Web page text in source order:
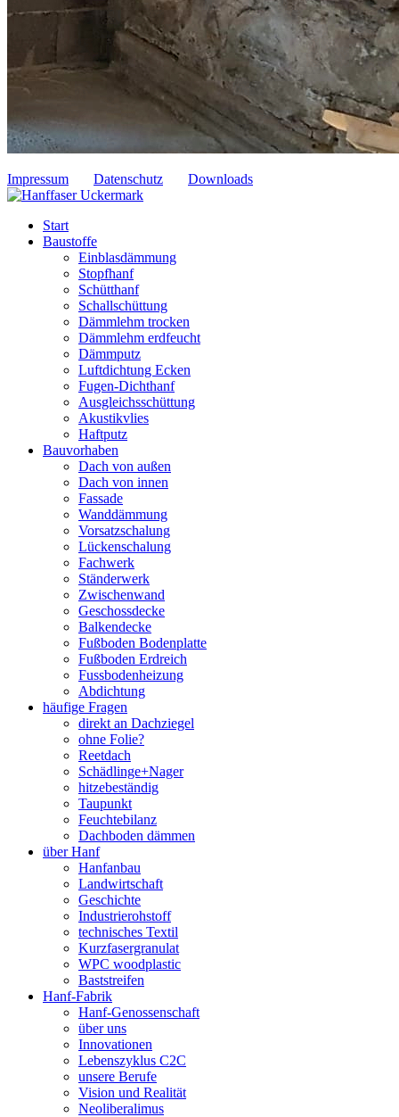
Impressum Datenschutz Downloads
Start
Baustoffe
Einblasdämmung
Stopfhanf
Schütthanf
Schallschüttung
Dämmlehm trocken
Dämmlehm erdfeucht
Dämmputz
Luftdichtung Ecken
Fugen-Dichthanf
Ausgleichsschüttung
Akustikvlies
Haftputz
Bauvorhaben
Dach von außen
Dach von innen
Fassade
Wanddämmung
Vorsatzschalung
Lückenschalung
Fachwerk
Ständerwerk
Zwischenwand
Geschossdecke
Balkendecke
Fußboden Bodenplatte
Fußboden Erdreich
Fussbodenheizung
Abdichtung
häufige Fragen
direkt an Dachziegel
ohne Folie?
Reetdach
Schädlinge+Nager
hitzebeständig
Taupunkt
Feuchtebilanz
Dachboden dämmen
über Hanf
Hanfanbau
Landwirtschaft
Geschichte
Industrierohstoff
technisches Textil
Kurzfasergranulat
WPC woodplastic
Baststreifen
Hanf-Fabrik
Hanf-Genossenschaft
über uns
Innovationen
Lebenszyklus C2C
unsere Berufe
Vision und Realität
Neoliberalimus